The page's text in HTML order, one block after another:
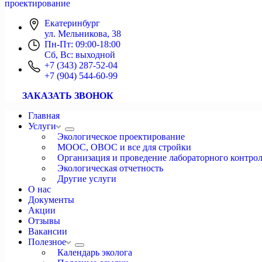
проектирование
Екатеринбург
ул. Мельникова, 38
Пн-Пт: 09:00-18:00
Сб, Вс: выходной
+7 (343) 287-52-04
+7 (904) 544-60-99
ЗАКАЗАТЬ ЗВОНОК
Главная
Услуги
Экологическое проектирование
МООС, ОВОС и все для стройки
Организация и проведение лабораторного
Экологическая отчетность
Другие услуги
О нас
Документы
Акции
Отзывы
Вакансии
Полезное
Календарь эколога